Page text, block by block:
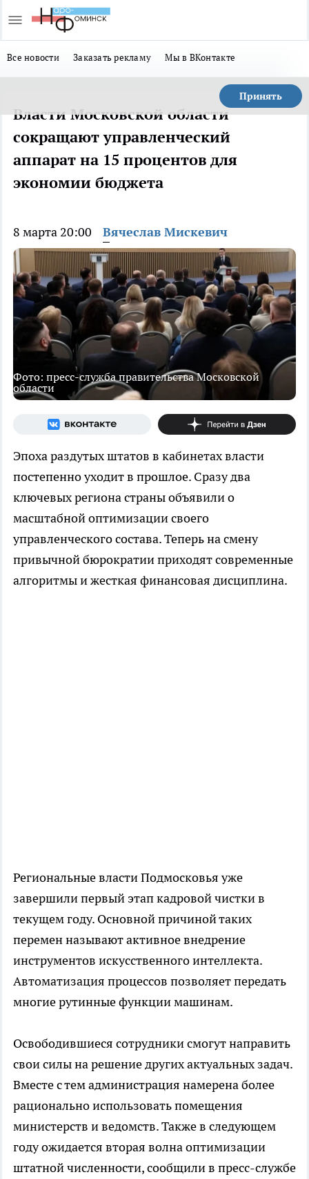
Все новости Заказать рекламу Мы в ВКонтакте
Принять
Власти Московской области
сокращают управленческий
аппарат на 15 процентов для
экономии бюджета
8 марта 20:00 Вячеслав Мискевич
Фото: пресс-служба правительства Московской
области
Эпоха раздутых штатов в кабинетах власти
постепенно уходит в прошлое. Сразу два
ключевых региона страны объявили о
масштабной оптимизации своего
управленческого состава. Теперь на смену
привычной бюрократии приходят современные
алгоритмы и жесткая финансовая дисциплина.
Региональные власти Подмосковья уже
завершили первый этап кадровой чистки в
текущем году. Основной причиной таких
перемен называют активное внедрение
инструментов искусственного интеллекта.
Автоматизация процессов позволяет передать
многие рутинные функции машинам.
Освободившиеся сотрудники смогут направить
свои силы на решение других актуальных задач.
Вместе с тем администрация намерена более
рационально использовать помещения
министерств и ведомств. Также в следующем
году ожидается вторая волна оптимизации
штатной численности, сообщили в пресс-службе